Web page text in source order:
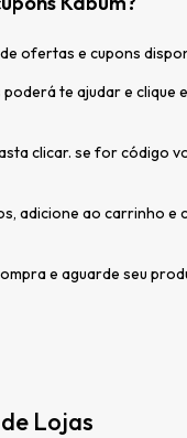
ofertas e cupons
poderá te ajudar e clique
clicar. se for código
adicione ao carrinho e
e aguarde seu
Lojas